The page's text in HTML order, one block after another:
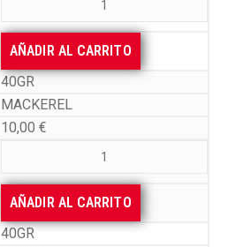
AÑADIR AL CARRITO
40GR
MACKEREL
10,00 €
AÑADIR AL CARRITO
40GR